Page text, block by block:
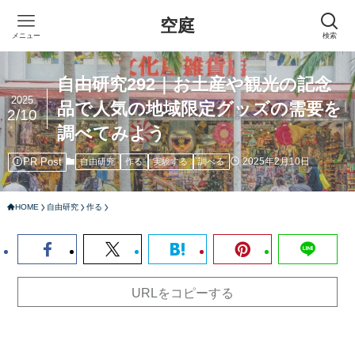
空庭 検索
メニュー
自由研究292｜お土産や観光の記念
品で人気の地域限定グッズの需要を
調べてみよう
2025
2/10
PR Post 自由研究 作る 実験する 調べる 2025年2月10日
HOME 自由研究 作る
URLをコピーする